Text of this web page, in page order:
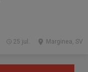
Marginea, SV
25 jul.